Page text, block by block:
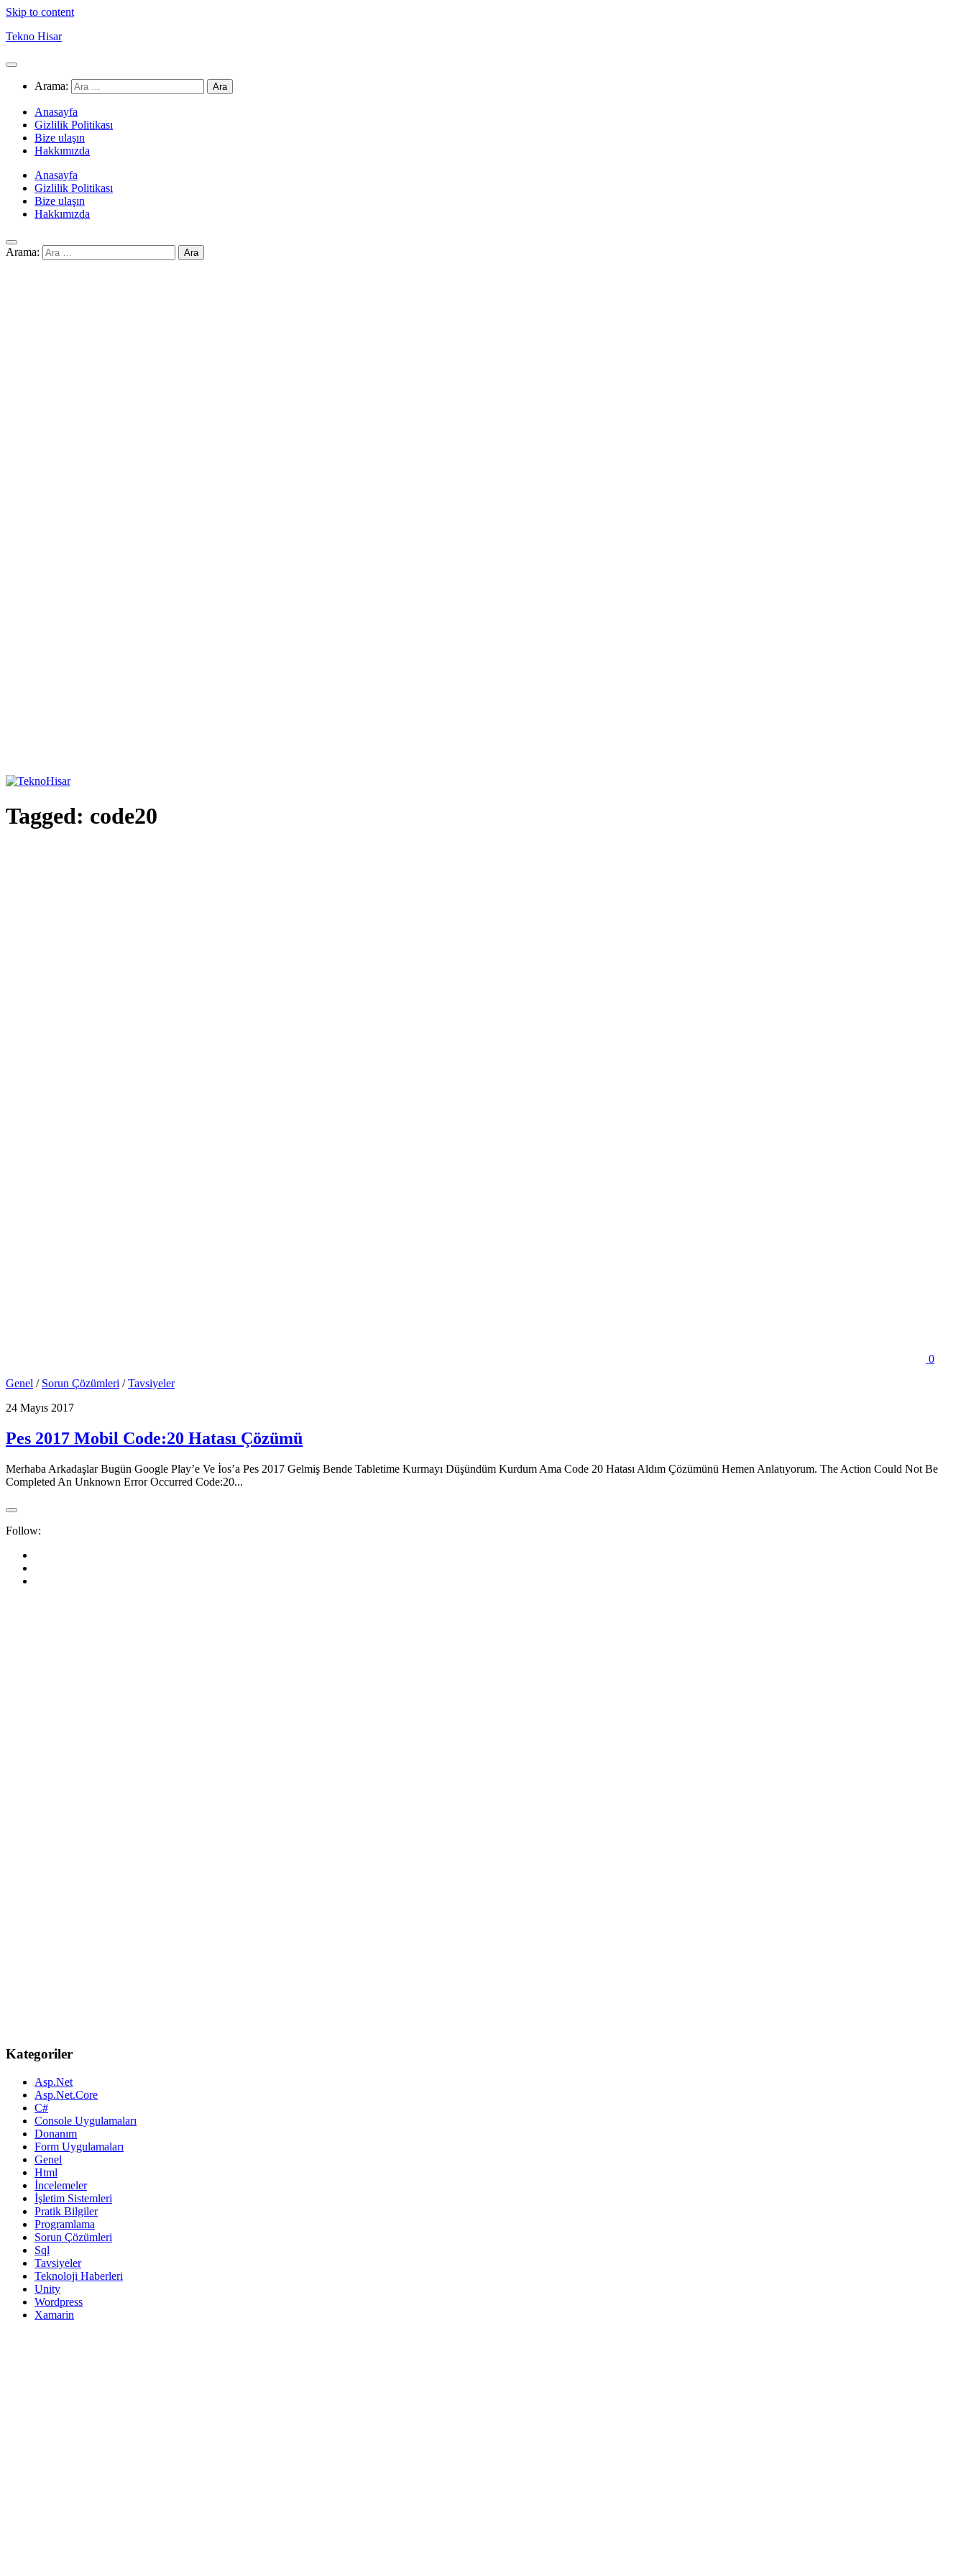
Skip to content
Tekno Hisar
Arama:
Anasayfa
Gizlilik Politikası
Bize ulaşın
Hakkımızda
Anasayfa
Gizlilik Politikası
Bize ulaşın
Hakkımızda
Arama:
Tagged: code20
0
Genel / Sorun Çözümleri /Tavsiyeler
24 Mayıs 2017
Pes 2017 Mobil Code:20 Hatası Çözümü
Merhaba Arkadaşlar Bugün Google Play’e Ve İos’a Pes 2017 Gelmiş Bende Tabletime Kurmayı Düşündüm Kurdum Ama Code 20 Hatası Aldım Çözümünü Hemen Anlatıyorum. The Action Could Not Be
Completed An Unknown Error Occurred Code:20...
Follow:
Kategoriler
Asp.Net
Asp.Net.Core
C#
Console Uygulamaları
Donanım
Form Uygulamaları
Genel
Html
İncelemeler
İşletim Sistemleri
Pratik Bilgiler
Programlama
Sorun Çözümleri
Sql
Tavsiyeler
Teknoloji Haberleri
Unity
Wordpress
Xamarin